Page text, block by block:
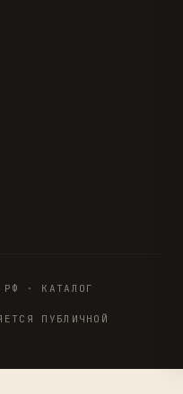
· КАТАЛОГ
ПУБЛИЧНОЙ